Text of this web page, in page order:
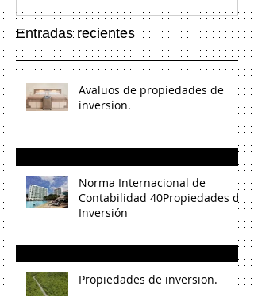
Entradas recientes
Avaluos de propiedades de
inversion.
Norma Internacional de
Contabilidad 40Propiedades de
Inversión
Propiedades de inversion.